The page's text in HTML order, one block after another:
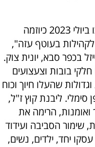
"'כנפיים של בובה' החל את דרכו ביולי 2023 כיוזמה
בעוטף עזה",
בכפר סבא, יונית צוק.
בובות וצעצועים
שהעלו חיוך וכוח
סימלי. ליבנת קוץ ז"ל,
הרימה את
שימור הסביבה ועידוד
יחד, ילדים, נשים,